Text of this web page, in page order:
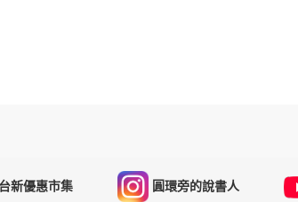
台新優惠市集 圓環旁的說書人